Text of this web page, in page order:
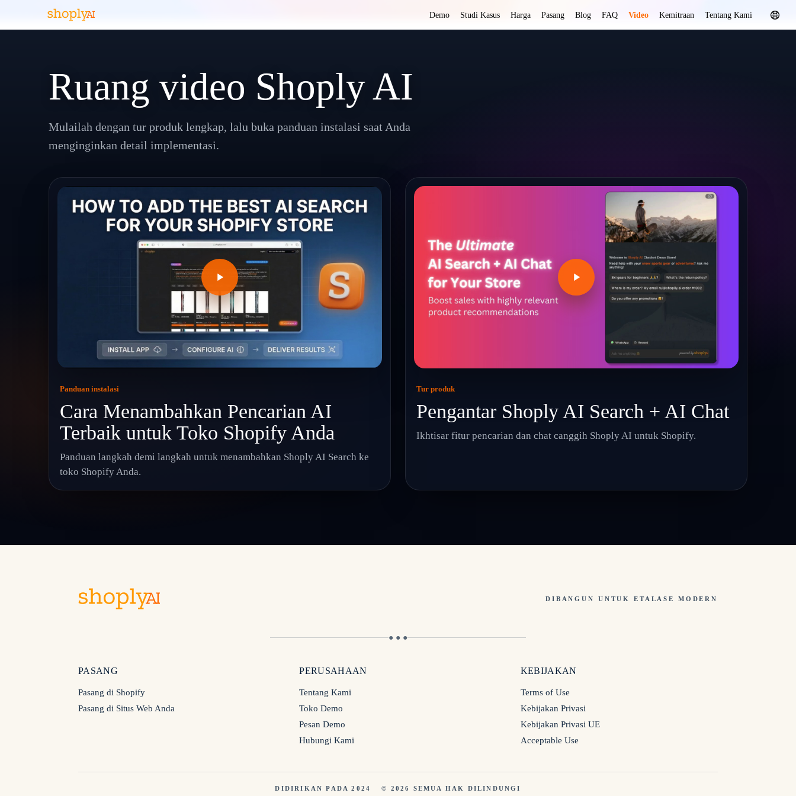
Demo Studi Kasus Harga Pasang Blog FAQ Video Kemitraan Tentang Kami
Ruang video Shoply AI
Mulailah dengan tur produk lengkap, lalu buka panduan instalasi saat Anda
menginginkan detail implementasi.
Panduan instalasi
Cara Menambahkan Pencarian AI
Terbaik untuk Toko Shopify Anda
Panduan langkah demi langkah untuk menambahkan Shoply AI Search ke
toko Shopify Anda.
Tur produk
Pengantar Shoply AI Search + AI Chat
Ikhtisar fitur pencarian dan chat canggih Shoply AI untuk Shopify.
DIBANGUN UNTUK ETALASE MODERN
● ● ●
PASANG
Pasang di Shopify
Pasang di Situs Web Anda
PERUSAHAAN
Tentang Kami
Toko Demo
Pesan Demo
Hubungi Kami
KEBIJAKAN
Terms of Use
Kebijakan Privasi
Kebijakan Privasi UE
Acceptable Use
DIDIRIKAN PADA 2024 © 2026 SEMUA HAK DILINDUNGI